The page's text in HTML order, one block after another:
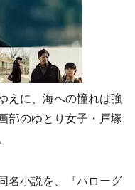
えに、海への憧れは強
部のゆとり女子・戸塚
名小説を、『ハローグ